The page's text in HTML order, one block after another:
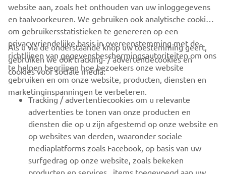
CORPORATE
VOOR BEDRIJVEN
MEER YAMAHA
ONDERSTEUNING
website aan, zoals het onthouden van uw inloggegevens
en taalvoorkeuren. We gebruiken ook analytische cookies
om gebruikersstatistieken te genereren op een
privacyvriendelijke basis in overeenstemming met de
richtlijnen van gegevensbeschermingsautoriteiten om ons
te helpen begrijpen hoe bezoekers onze website
gebruiken en om onze website, producten, diensten en
marketinginspanningen te verbeteren.
Als u via de onderstaande knop uw toestemming geeft,
gebruiken we ook tracking- / advertentiecookies en
cookies voor sociale media:
Tracking / advertentiecookies om u relevante
advertenties te tonen van onze producten en
diensten die op u zijn afgestemd op onze website en
op websites van derden, waaronder sociale
mediaplatforms zoals Facebook, op basis van uw
surfgedrag op onze website, zoals bekeken
producten en services , items toegevoegd aan uw